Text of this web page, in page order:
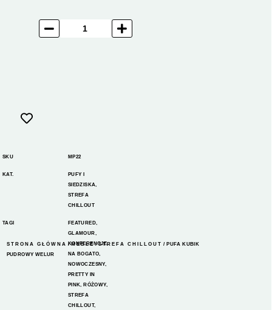
SKU MP22
KAT.
PUFY I
SIEDZISKA
STREFA
CHILLOUT
TAGI FEATURED,
GLAMOUR
KONFERENCJE,
NA BOGATO
NOWOCZESNY,
PRETTY IN
PINK ,RÓŻOWY,
STREFA
CHILLOUT,
STRONA GŁÓWNA /MEBLE /STREFA CHILLOUT / PUFA KUBIK
PUDROWY WELUR